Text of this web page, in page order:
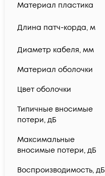
Материал пластика
Длина патч-корда, м
Диаметр кабеля, мм
Материал оболочки
Цвет оболочки
Типичные вносимые
потери, дБ
Максимальные
вносимые потери, дБ
Воспроизводимость, дБ